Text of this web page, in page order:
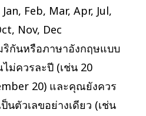
Feb, Mar, Apr, Jul,
Nov, Dec
ริกันหรือภาษาอังกฤษแบบ
ม่ควรละปี (เช่น 20
20) และคุณยังควร
นตัวเลขอย่างเดียว (เช่น